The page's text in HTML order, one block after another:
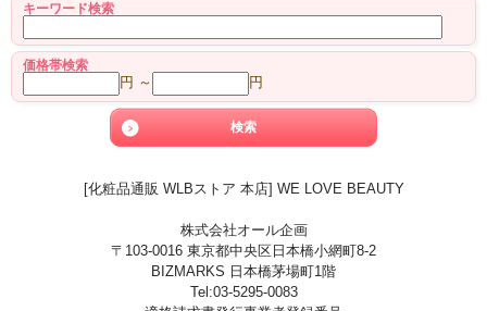
キーワード検索
価格帯検索
円 ～ 円
[化粧品通販 WLBストア 本店] WE LOVE BEAUTY
株式会社オール企画
〒103-0016 東京都中央区日本橋小網町8-2
BIZMARKS 日本橋茅場町1階
Tel:03-5295-0083